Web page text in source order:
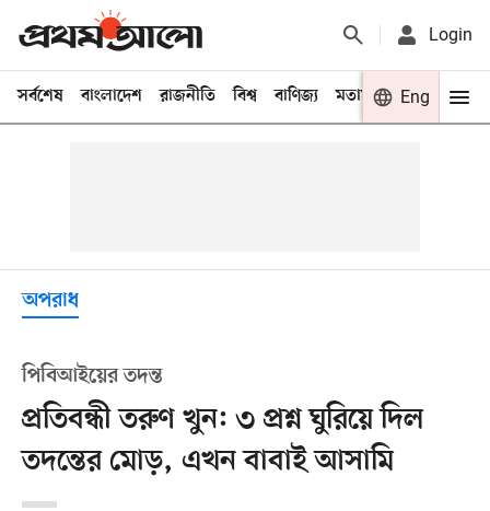
Login
সর্বশেষ বাংলাদেশ রাজনীতি বিশ্ব বাণিজ্য মতামত খেলা
Eng
অপরাধ
পিবিআইয়ের তদন্ত
প্রতিবন্ধী তরুণ খুন: ৩ প্রশ্ন ঘুরিয়ে দিল
তদন্তের মোড়, এখন বাবাই আসামি